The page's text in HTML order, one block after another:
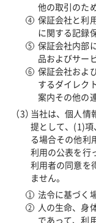
他の取引のた
保証会社と利
に関する記録
保証会社内部
品およびサー
保証会社およ
するダイレク
案内その他の
当社は、個人情
提として、(1)項
る場合その他利
利用の公表を行
利用者の同意を
ません。
法令に基づく
人の生命、身
であって、利